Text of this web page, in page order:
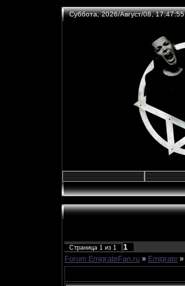
Суббота, 2026/Август/08, 17:47:55
Страница 1 из 1
1
Forum EmigrateFan.ru » Emigrate »